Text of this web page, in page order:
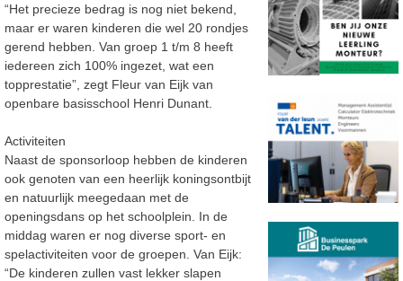
“Het precieze bedrag is nog niet bekend,
maar er waren kinderen die wel 20 rondjes
gerend hebben. Van groep 1 t/m 8 heeft
iedereen zich 100% ingezet, wat een
topprestatie”, zegt Fleur van Eijk van
openbare basisschool Henri Dunant.
Activiteiten
Naast de sponsorloop hebben de kinderen
ook genoten van een heerlijk koningsontbijt
en natuurlijk meegedaan met de
openingsdans op het schoolplein. In de
middag waren er nog diverse sport- en
spelactiviteiten voor de groepen. Van Eijk:
“De kinderen zullen vast lekker slapen